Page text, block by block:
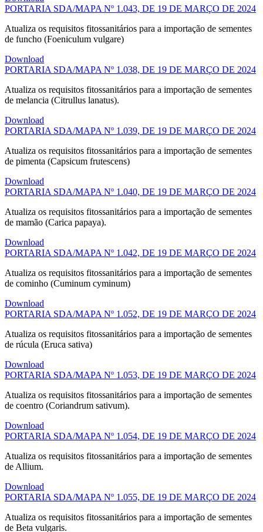
PORTARIA SDA/MAPA Nº 1.043, DE 19 DE MARÇO DE 2024
Atualiza os requisitos fitossanitários para a importação de sementes
de funcho (Foeniculum vulgare)
Download
PORTARIA SDA/MAPA Nº 1.038, DE 19 DE MARÇO DE 2024
Atualiza os requisitos fitossanitários para a importação de sementes
de melancia (Citrullus lanatus).
Download
PORTARIA SDA/MAPA Nº 1.039, DE 19 DE MARÇO DE 2024
Atualiza os requisitos fitossanitários para a importação de sementes
de pimenta (Capsicum frutescens)
Download
PORTARIA SDA/MAPA Nº 1.040, DE 19 DE MARÇO DE 2024
Atualiza os requisitos fitossanitários para a importação de sementes
de mamão (Carica papaya).
Download
PORTARIA SDA/MAPA Nº 1.042, DE 19 DE MARÇO DE 2024
Atualiza os requisitos fitossanitários para a importação de sementes
de cominho (Cuminum cyminum)
Download
PORTARIA SDA/MAPA Nº 1.052, DE 19 DE MARÇO DE 2024
Atualiza os requisitos fitossanitários para a importação de sementes
de rúcula (Eruca sativa)
Download
PORTARIA SDA/MAPA Nº 1.053, DE 19 DE MARÇO DE 2024
Atualiza os requisitos fitossanitários para a importação de sementes
de coentro (Coriandrum sativum).
Download
PORTARIA SDA/MAPA Nº 1.054, DE 19 DE MARÇO DE 2024
Atualiza os requisitos fitossanitários para a importação de sementes
de Allium.
Download
PORTARIA SDA/MAPA Nº 1.055, DE 19 DE MARÇO DE 2024
Atualiza os requisitos fitossanitários para a importação de sementes
de Beta vulgaris.